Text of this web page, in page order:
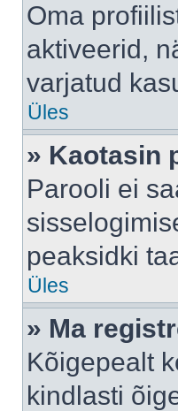
Oma
aktiveerid,
varjatud
Üles
» Kaotasin
Parooli ei
peaksidki
Üles
» Ma
Kõigepealt
kindlasti